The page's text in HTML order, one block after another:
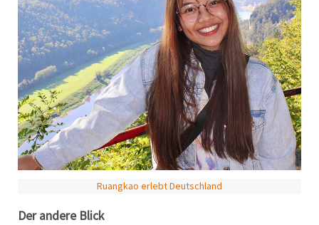
Ruangkao erlebt Deutschland
Der andere Blick